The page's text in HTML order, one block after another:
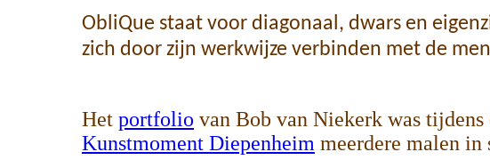
ObliQue staat voor diagonaal, dwars en
zich door zijn werkwijze verbinden met de
Het portfolio van Bob van Niekerk was
Kunstmoment Diepenheim meerdere malen in